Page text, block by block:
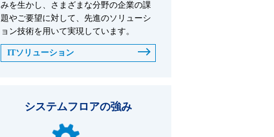
みを生かし、さまざまな分野の企業の課
題やご要望に対して、先進のソリューシ
ョン技術を用いて実現しています。
ITソリューション
システムフロアの強み